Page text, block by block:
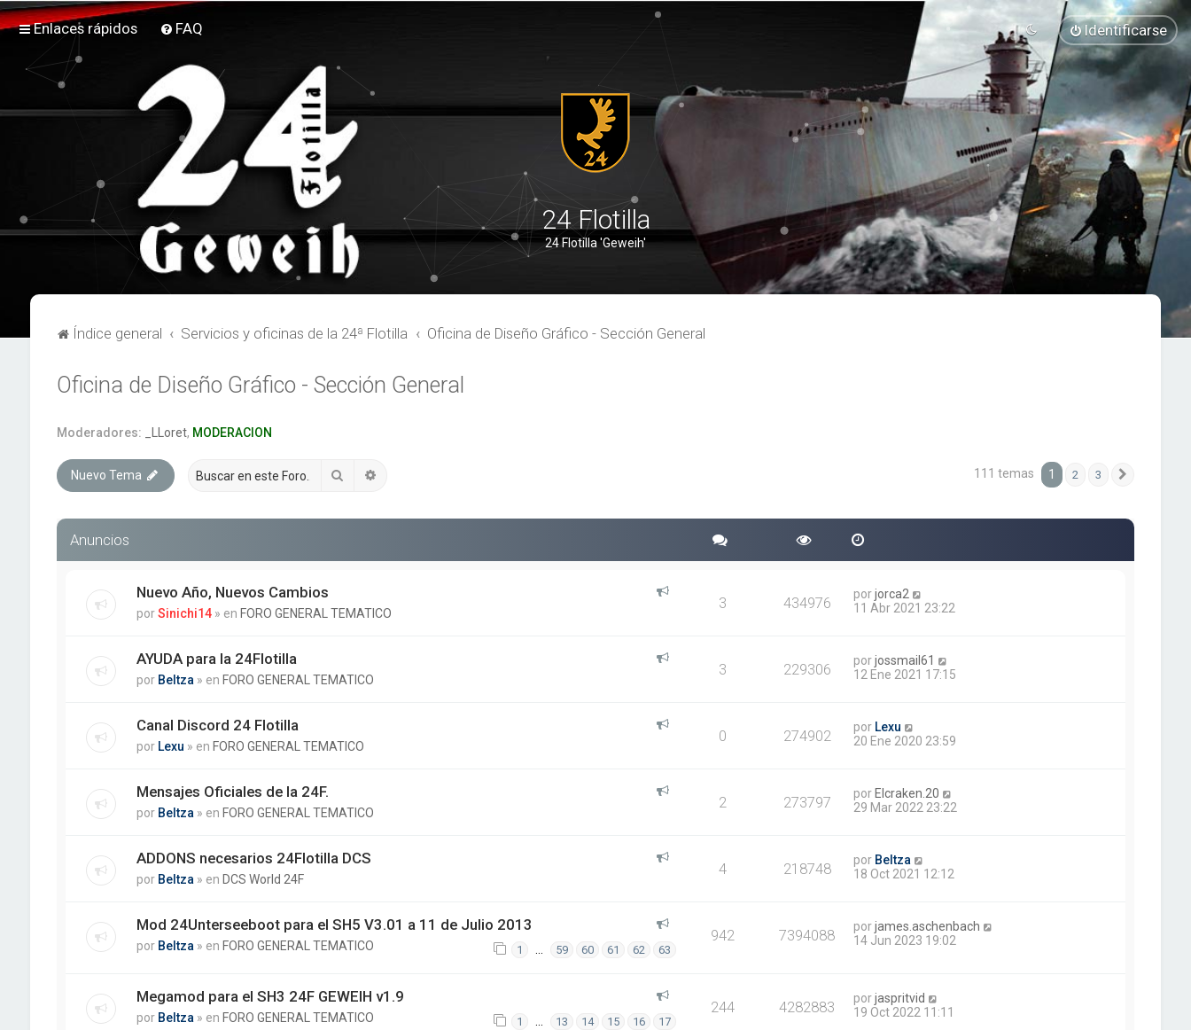
Enlaces rápidos FAQ Identificarse
24 Flotilla
24 Flotilla 'Geweih'
Índice general Servicios y oficinas de la 24ª Flotilla Oficina de Diseño Gráfico - Sección General
Oficina de Diseño Gráfico - Sección General
Moderadores: _LLoret, MODERACION
Nuevo Tema Buscar 111 temas 1 2 3
Anuncios
Nuevo Año, Nuevos Cambios
porSinichi14 » en FORO GENERAL TEMATICO
3 434976 porjorca2
11 Abr 2021 23:22
AYUDA para la 24Flotilla
por Beltza » en FORO GENERAL TEMATICO
3 229306 porjossmail61
12 Ene 2021 17:15
Canal Discord 24 Flotilla
por Lexu » en FORO GENERAL TEMATICO
0 274902 por Lexu
20 Ene 2020 23:59
Mensajes Oficiales de la 24F.
por Beltza » en FORO GENERAL TEMATICO
2 273797 por Elcraken.20
29 Mar 2022 23:22
ADDONS necesarios 24Flotilla DCS
por Beltza » en DCS World 24F
4 218748 por Beltza
18 Oct 2021 12:12
Mod 24Unterseeboot para el SH5 V3.01 a 11 de Julio 2013
por Beltza » en FORO GENERAL TEMATICO 1 … 59 60 61 62 63
942 7394088 porjames.aschenbach
14 Jun 2023 19:02
Megamod para el SH3 24F GEWEIH v1.9
por Beltza » en FORO GENERAL TEMATICO 1 … 13 14 15 16 17
244 4282883 porjaspritvid
19 Oct 2022 11:11